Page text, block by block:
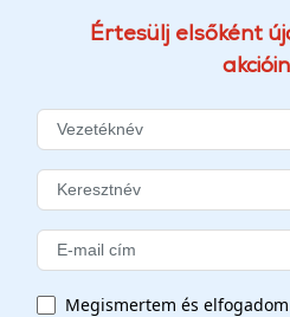
Értesülj elsőként
Megismertem és